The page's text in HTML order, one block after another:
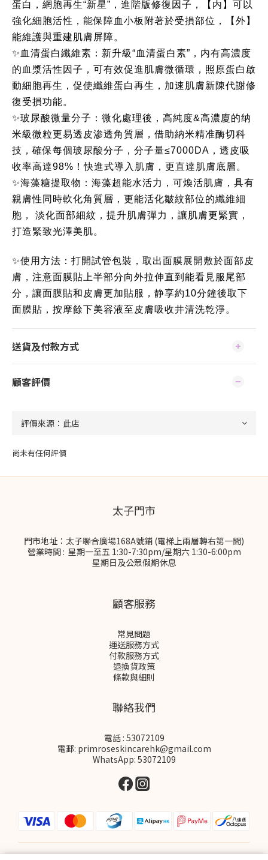
蛋白，網胞再生“新星”，進階版修復因子，【内】可以
強化細胞活性，能保障血小板附著於受損部位，【外】
能維護與重建肌膚屏障。
✨血清蛋白纖維素：新升級“血清蛋白素”，内有高濃度
的血漿活性因子，可有效促進肌膚微循環，照原蛋白啟
動細胞再生，促使纖維蛋白再生，加速肌膚新陳代謝修
復受損功能。
✨玻尿酸微量分子：微化處理後，高純度&高濃廈的纳
米級微粒更易透皮渗透角質層，借助納米精准酶切科
技，確保每個玻尿酸分子，分子量≤7000DA，透皮吸
收率高達98%！快進式導入肌膚，更直達肌膚底層。
✨海藻糖提取物：海藻超能水活力，可煥活肌膚，具有
親膚性同時軟化角質層，更能活化皺紋部位的纖維細
胞， 淡化面部細紋，提升肌膚彈力，讓肌膚更緊實，
打造緊致光澤美肌。
✨使用方法：打開試管包裝，取出面膜展開敷於面部皮
膚，注意面膜貼上半部分向外拉伸直到能看見服尾部
分，讓面膜貼和皮膚更加貼服，静享約10分鐘後取下
面膜貼，按摩餘下美容液至皮膚吸收井清洗乾淨。
送貨及付款方式
顧客評價
尚未有任何評價
太子門市
門市地址：太子聯合廣場168A號鋪 (電梯上兩層轉右第一間)
營業時間 : 星期一至五 1:30-7:30pm/星期六 1:30-6:00pm
星期日及公眾假期休息
顧客服務
常見問題
運送服務方式
付款服務方式
退換貨政策
條款與細則
聯絡我們
電話 : 53072109
電郵: primroseskincarehk@gmail.com
WhatsApp: 53072109